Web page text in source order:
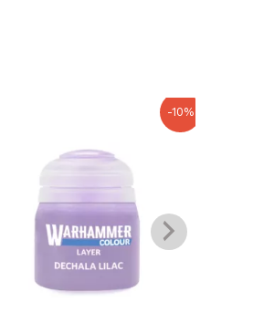
-10%
était : est :
3,24 €.